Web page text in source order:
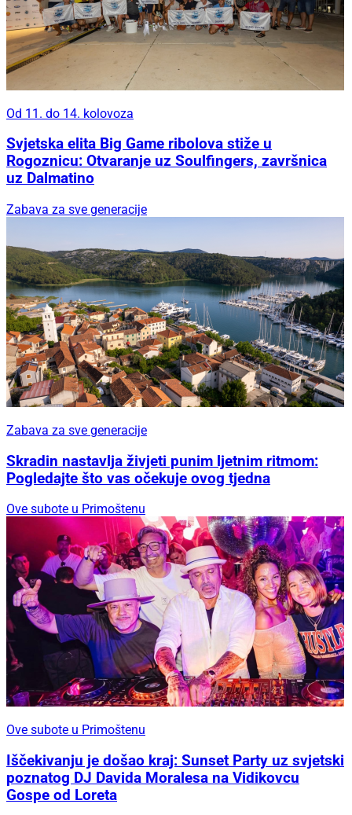
Od 11. do 14. kolovoza
Svjetska elita Big Game ribolova stiže u
Rogoznicu: Otvaranje uz Soulfingers, završnica
uz Dalmatino
Zabava za sve generacije
Zabava za sve generacije
Skradin nastavlja živjeti punim ljetnim ritmom:
Pogledajte što vas očekuje ovog tjedna
Ove subote u Primoštenu
Ove subote u Primoštenu
Iščekivanju je došao kraj: Sunset Party uz svjetski
poznatog DJ Davida Moralesa na Vidikovcu
Gospe od Loreta